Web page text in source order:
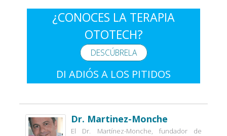
¿CONOCES LA TERAPIA
OTOTECH?
DESCÚBRELA
DI ADIÓS A LOS PITIDOS
Dr. Martinez-Monche
El Dr. Martínez-Monche, fundador de